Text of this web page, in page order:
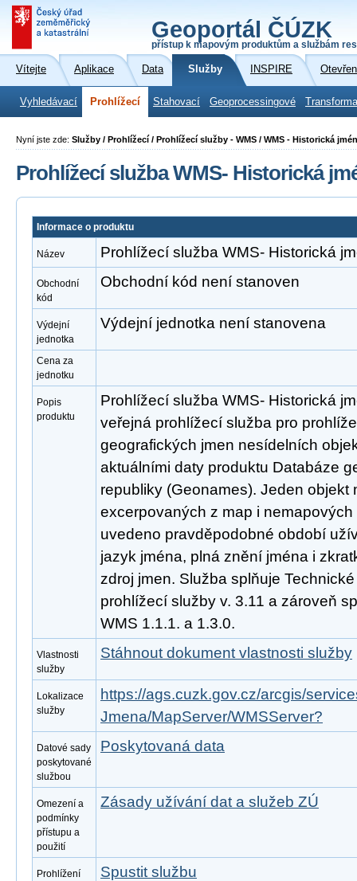
Geoportál ČÚZK
přístup k mapovým produktům a službám
Vítejte Aplikace Data Služby INSPIRE
Vyhledávací Prohlížecí Stahovací Geoprocessingové
Nyní jste zde: Služby / Prohlížecí / Prohlížecí služby - WMS / WMS - Historická
Prohlížecí služba WMS- Historická
Informace o produktu
Název Prohlížecí služba WMS- Historická
Obchodní
kód
Obchodní kód není stanoven
Výdejní
jednotka
Výdejní jednotka není stanovena
Cena za
jednotku
Popis
produktu
Prohlížecí služba WMS- Historická
veřejná prohlížecí služba pro
geografických jmen nesídelních
aktuálními daty produktu Databáze
republiky (Geonames). Jeden objekt
excerpovaných z map i
uvedeno pravděpodobné období
jazyk jména, plná znění jména i
zdroj jmen. Služba splňuje
prohlížecí služby v. 3.11 a zároveň
WMS 1.1.1. a 1.3.0.
Vlastnosti
služby
Stáhnout dokument vlastnosti služby
Lokalizace
služby
https://ags.cuzk.gov.cz/arcgis/
Jmena/MapServer/WMSServer?
Datové sady
poskytované
službou
Poskytovaná data
Omezení a
podmínky
přístupu a
použití
Zásady užívání dat a služeb ZÚ
Prohlížení
Spustit službu